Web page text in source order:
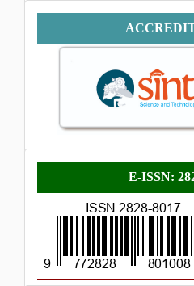
Accreditation
E-
ISSN
E-ISSN: